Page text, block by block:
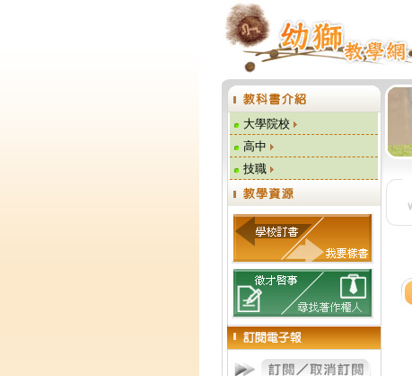
大學院校
高中
技職